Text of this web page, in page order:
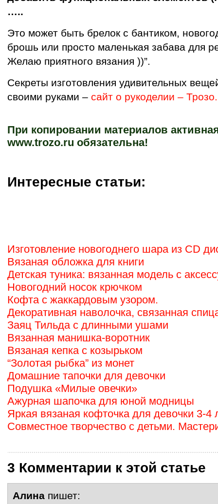
…..
Это может быть брелок с бантиком,
брошь или просто маленькая забава для
Желаю приятного вязания ))”.
Секреты изготовления удивительных
своими руками – сайт о рукоделии –
При копировании материалов
www.trozo.ru обязательна!
Интересные статьи:
Изготовление новогоднего шара из CD
Вязаная обложка для книги
Детская туника: вязанная модель с
Новогодний носок крючком
Кофта с жаккардовым узором.
Декоративная наволочка, связанная
Заяц Тильда с длинными ушами
Вязанная манишка-воротник
Вязаная кепка с козырьком
“Золотая рыбка” из монет
Домашние тапочки для девочки
Подушка «Милые овечки»
Ажурная шапочка для юной модницы
Яркая вязаная кофточка для девочки 3-4
Совместное творчество с детьми.
3 Комментарии к этой статье
Алина пишет: